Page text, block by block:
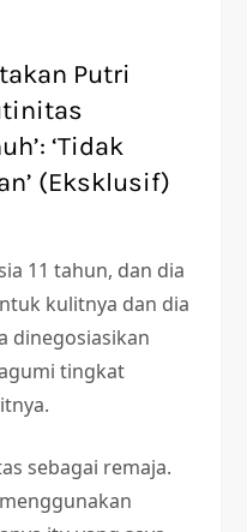
Putri
‘Tidak
(Eksklusif)
11 tahun, dan dia
kulitnya dan dia
dinegosiasikan
tingkat
sebagai remaja.